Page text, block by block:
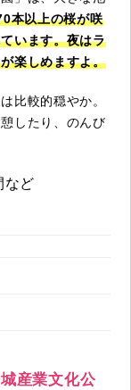
本以上の桜が咲
います。夜はラ
楽しめますよ。
比較的穏やか。
したり、のんび
など
産業文化公